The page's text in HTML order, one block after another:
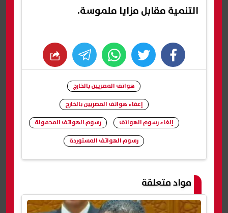
التنمية مقابل مزايا ملموسة.
facebook
twitter
whats
هواتف المصريين بالخارج
إعفاء هواتف المصريين بالخارج
إلغاء رسوم الهواتف
رسوم الهواتف المحمولة
رسوم الهواتف المستوردة
مواد متعلقة